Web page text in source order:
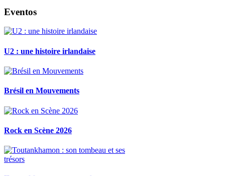
Eventos
U2 : une histoire irlandaise
Brésil en Mouvements
Rock en Scène 2026